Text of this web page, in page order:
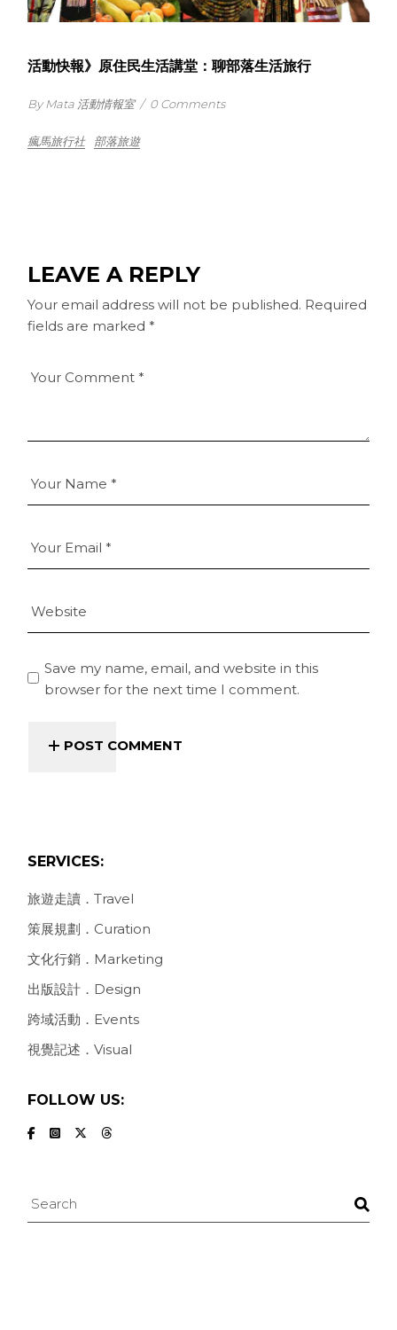
活動快報》原住民生活講堂：聊部落生活旅行
By Mata 活動情報室 / 0 Comments
瘋馬旅行社 部落旅遊
LEAVE A REPLY
Your email address will not be published. Required
fields are marked *
Save my name, email, and website in this
browser for the next time I comment.
POST COMMENT
SERVICES:
旅遊走讀．Travel
策展規劃．Curation
文化行銷．Marketing
出版設計．Design
跨域活動．Events
視覺記述．Visual
FOLLOW US:
Search